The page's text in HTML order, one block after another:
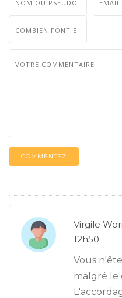
COMMENTEZ
Virgile
12h50
Vous
malgré le